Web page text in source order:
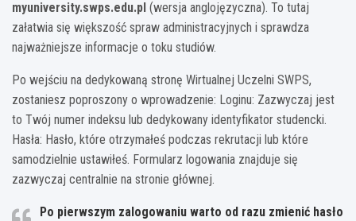
myuniversity.swps.edu.pl (wersja anglojęzyczna). To tutaj
załatwia się większość spraw administracyjnych i sprawdza
najważniejsze informacje o toku studiów.
Po wejściu na dedykowaną stronę Wirtualnej Uczelni SWPS,
zostaniesz poproszony o wprowadzenie: Loginu: Zazwyczaj jest
to Twój numer indeksu lub dedykowany identyfikator studencki.
Hasła: Hasło, które otrzymałeś podczas rekrutacji lub które
samodzielnie ustawiłeś. Formularz logowania znajduje się
zazwyczaj centralnie na stronie głównej.
Po pierwszym zalogowaniu warto od razu zmienić hasło